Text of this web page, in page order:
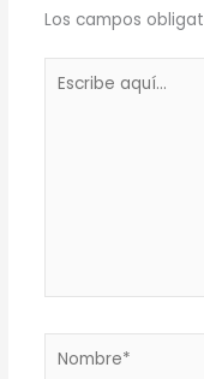
Los campos
aquí...